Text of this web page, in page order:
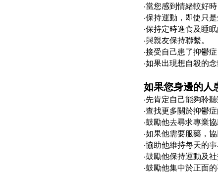
‧當您感到情緒較好
‧保持運動，即使只是
‧保持定時進食及睡眠
‧與親友保持聯繫。
‧接受自己患了抑鬱
‧如果出現想自殺的
如果您身邊的
‧先肯定自己能夠聆
‧查找更多關於抑鬱症
‧鼓勵他去尋求專業
‧如果他需要服藥，
‧協助他維持每天的
‧鼓勵他保持運動及社
‧鼓勵他集中於正面的